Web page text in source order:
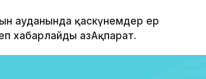
ауданында қаскүнемдер ер
хабарлайды ҚазАқпарат.